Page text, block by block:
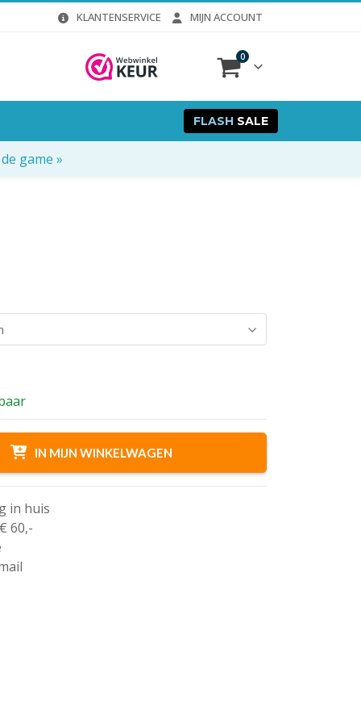
KLANTENSERVICE MIJN ACCOUNT
0
FLASH SALE
game »
IN MIJN WINKELWAGEN
in huis
60,-